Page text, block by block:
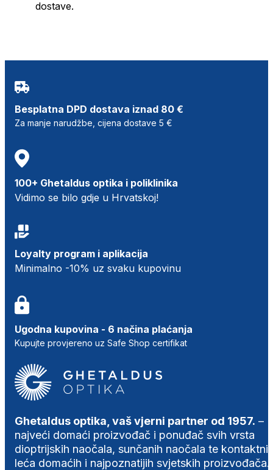
dostave.
Besplatna DPD dostava iznad 80 €
Za manje narudžbe, cijena dostave 5 €
100+ Ghetaldus optika i poliklinika
Vidimo se bilo gdje u Hrvatskoj!
Loyalty program i aplikacija
Minimalno -10% uz svaku kupovinu
Ugodna kupovina - 6 načina plaćanja
Kupujte provjereno uz Safe Shop certifikat
Ghetaldus optika, vaš vjerni partner od 1957. –
najveći domaći proizvođač i ponuđač svih vrsta
dioptrijskih naočala, sunčanih naočala te
leća domaćih i najpoznatijih svjetskih proizvođača.